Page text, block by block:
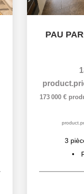
PAU
173 000 €
3